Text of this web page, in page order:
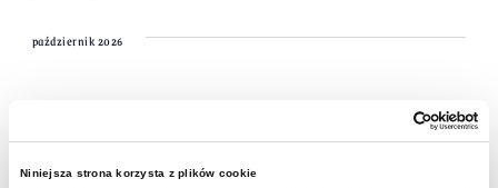
Niniejsza strona korzysta z plików cookie
październik 2026